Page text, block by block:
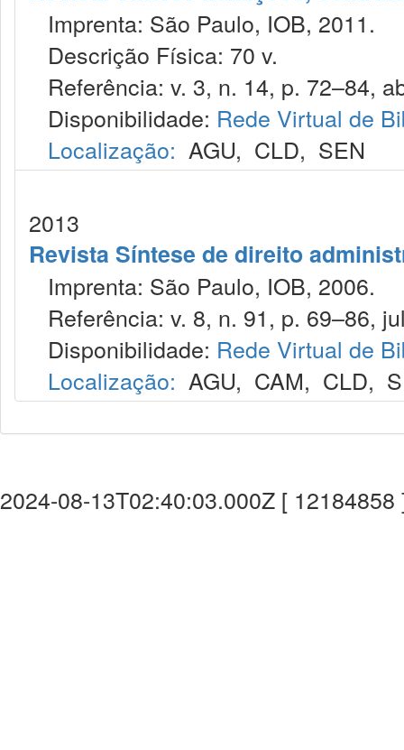
Imprenta: São Paulo, IOB, 2011.
Descrição Física: 70 v.
Referência: v. 3, n. 14, p. 72–84,
Disponibilidade: Rede Virtual de
Localização: AGU, CLD, SEN
2013
Revista Síntese de direito
Imprenta: São Paulo, IOB, 2006.
Referência: v. 8, n. 91, p. 69–86,
Disponibilidade: Rede Virtual de
Localização: AGU, CAM, CLD,
2024-08-13T02:40:03.000Z [ 12184858